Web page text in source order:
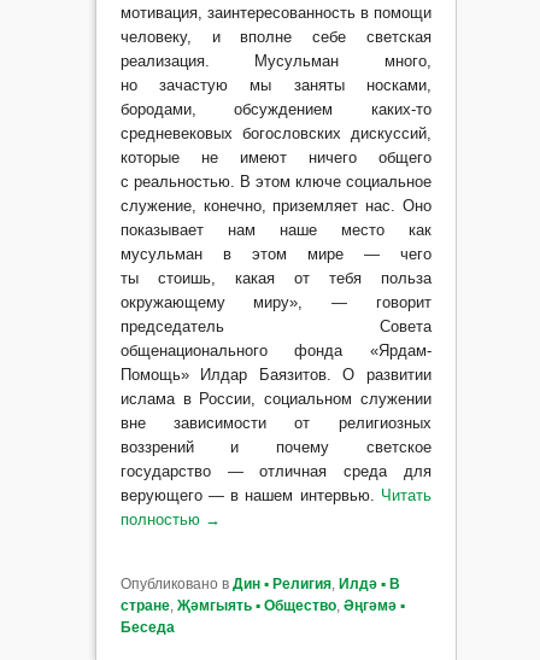
мотивация, заинтересованность в помощи
человеку, и вполне себе светская
реализация. Мусульман много,
но зачастую мы заняты носками,
бородами, обсуждением каких-то
средневековых богословских дискуссий,
которые не имеют ничего общего
с реальностью. В этом ключе социальное
служение, конечно, приземляет нас. Оно
показывает нам наше место как
мусульман в этом мире — чего
ты стоишь, какая от тебя польза
окружающему миру», — говорит
председатель Совета
общенационального фонда «Ярдам-
Помощь» Илдар Баязитов. О развитии
ислама в России, социальном служении
вне зависимости от религиозных
воззрений и почему светское
государство — отличная среда для
верующего — в нашем интервью. Читать
полностью →
Опубликовано в Дин ▪ Религия, Илдә ▪ В
стране, Җәмгыять ▪ Общество, Әңгәмә ▪
Беседа